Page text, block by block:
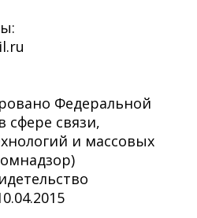
Федеральной
сфере связи,
и массовых